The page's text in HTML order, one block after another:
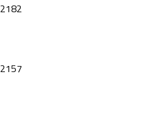
2182
2157